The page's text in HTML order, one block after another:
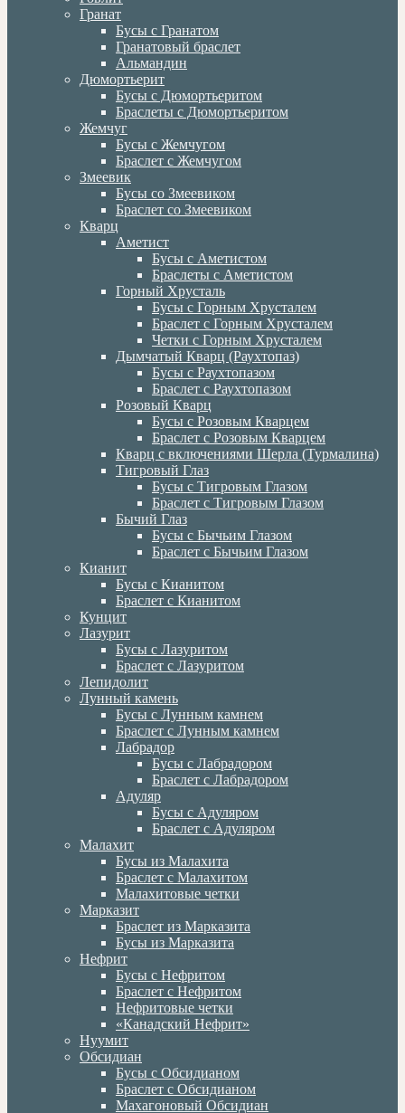
Гранат
Бусы с Гранатом
Гранатовый браслет
Альмандин
Дюмортьерит
Бусы с Дюмортьеритом
Браслеты с Дюмортьеритом
Жемчуг
Бусы с Жемчугом
Браслет с Жемчугом
Змеевик
Бусы со Змеевиком
Браслет со Змеевиком
Кварц
Аметист
Бусы с Аметистом
Браслеты с Аметистом
Горный Хрусталь
Бусы с Горным Хрусталем
Браслет с Горным Хрусталем
Четки с Горным Хрусталем
Дымчатый Кварц (Раухтопаз)
Бусы с Раухтопазом
Браслет с Раухтопазом
Розовый Кварц
Бусы с Розовым Кварцем
Браслет с Розовым Кварцем
Кварц с включениями Шерла (Турмалина)
Тигровый Глаз
Бусы с Тигровым Глазом
Браслет с Тигровым Глазом
Бычий Глаз
Бусы с Бычьим Глазом
Браслет с Бычьим Глазом
Кианит
Бусы с Кианитом
Браслет с Кианитом
Кунцит
Лазурит
Бусы с Лазуритом
Браслет с Лазуритом
Лепидолит
Лунный камень
Бусы с Лунным камнем
Браслет с Лунным камнем
Лабрадор
Бусы с Лабрадором
Браслет с Лабрадором
Адуляр
Бусы с Адуляром
Браслет с Адуляром
Малахит
Бусы из Малахита
Браслет с Малахитом
Малахитовые четки
Марказит
Браслет из Марказита
Бусы из Марказита
Нефрит
Бусы с Нефритом
Браслет с Нефритом
Нефритовые четки
«Канадский Нефрит»
Нуумит
Обсидиан
Бусы с Обсидианом
Браслет с Обсидианом
Махагоновый Обсидиан